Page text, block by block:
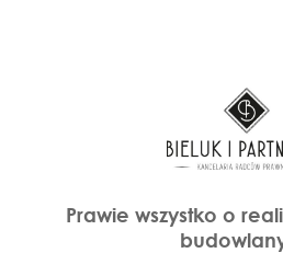
Prawie wszystko o